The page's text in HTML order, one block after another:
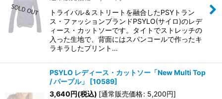
トライバル＆ストリートを融合したPSYトラン
ス・ファッションブランドPSYLO(サイロ)のレデ
ィース・カットソーです。タイトでストレッチの
入った生地で、背面にはスパンコールで作ったキ
ラキラしたプリント…
PSYLO レディース・カットソー「New Multi Top
/ パープル」
[10589]
3,640円(税込) [通常販売価格: 5,200円]